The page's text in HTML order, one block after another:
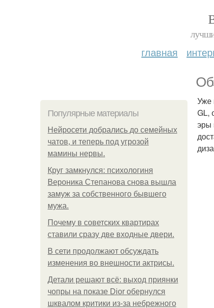
главная
Популярные материалы
Нейросети добрались до семейных
чатов, и теперь под угрозой
мамины нервы.
Круг замкнулся: психологиня
Вероника Степанова снова вышла
замуж за собственного бывшего
мужа.
Почему в советских квартирах
ставили сразу две входные двери.
В сети продолжают обсуждать
изменения во внешности актрисы.
Детали решают всё: выход приянки
чопры на показе Dior обернулся
шквалом критики из-за небрежного
Уже
GL,
эры